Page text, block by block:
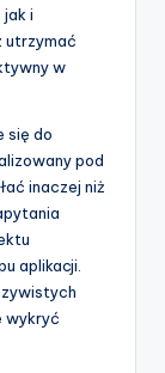
i
utrzymać
w
się do
pod
inaczej niż
aplikacji.
wykryć